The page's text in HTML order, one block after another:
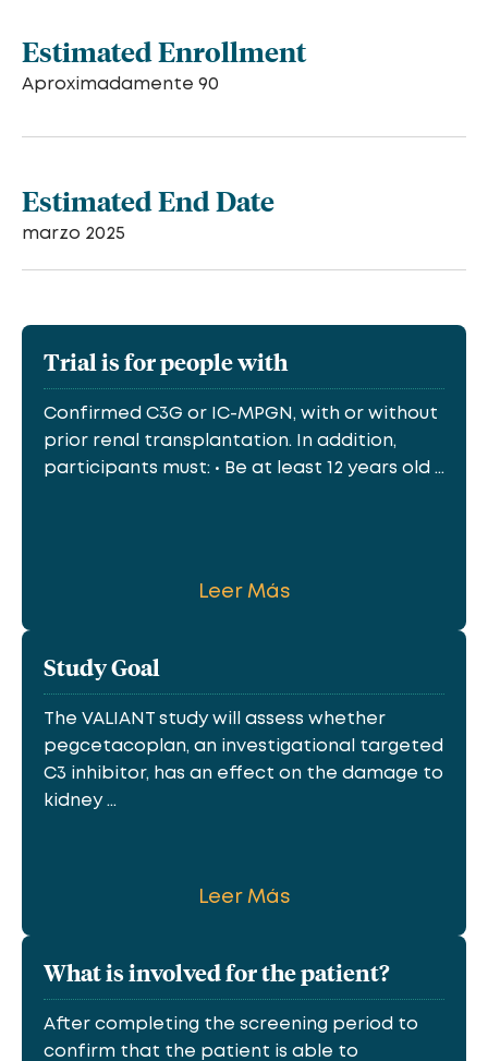
Estimated Enrollment
Aproximadamente 90
Estimated End Date
marzo 2025
Trial is for people with
Confirmed C3G or IC-MPGN, with or without
prior renal transplantation. In addition,
participants must: • Be at least 12 years old ...
Leer Más
Study Goal
The VALIANT study will assess whether
pegcetacoplan, an investigational targeted
C3 inhibitor, has an effect on the damage to
kidney ...
Leer Más
What is involved for the patient?
After completing the screening period to
confirm that the patient is able to